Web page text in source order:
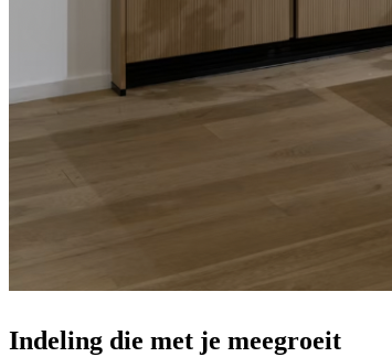
Indeling die met je meegroeit